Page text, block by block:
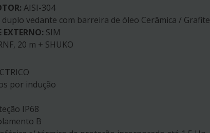
AISI-304
duplo vedante com barreira de óleo Cerâmica / Grafite
SIM
20 m + SHUKO
por indução
IP68
B